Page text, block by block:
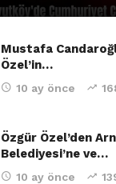
Mustafa
Özel’in…
10 ay önce
Özgür Özel’den
Belediyesi’ne ve…
10 ay önce